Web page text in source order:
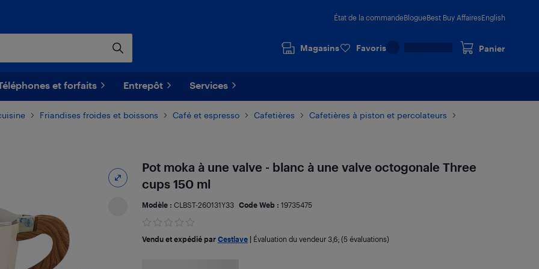
État de la commandeBlogueBest Buy AffairesEnglish
Magasins Favoris Panier
et forfaits Entrepôt Services
Friandises froides et boissons Café et espresso Cafetières
Cafetières à piston et percolateurs
Pot moka à une valve - blanc à une valve octogonale Three
cups 150 ml
Modèle : CLBST-260131Y33 Code Web : 19735475
Vendu et expédié par Cestlave| Évaluation du vendeur 3,6; (5 évaluations)